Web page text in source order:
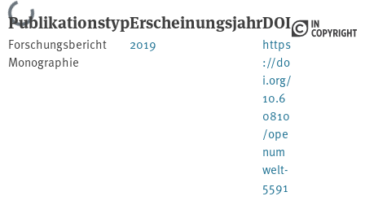
Lade...
Publikationstyp
Forschungsbericht
Monographie
Erscheinungsjahr
2019
DOI
https
://do
i.org/
10.6
0810
/ope
num
welt-
5591